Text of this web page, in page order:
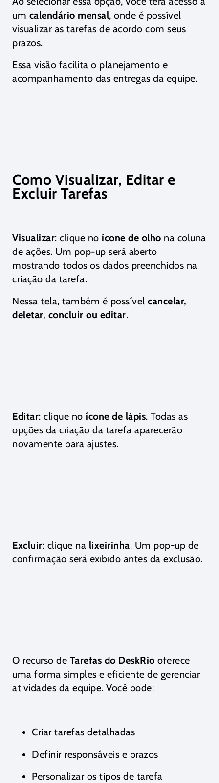
um calendário mensal, onde é possível
visualizar as tarefas de acordo com seus
prazos.
Essa visão facilita o planejamento e
acompanhamento das entregas da equipe.
Como Visualizar, Editar e
Excluir Tarefas
Visualizar: clique no ícone de olho na coluna
de ações. Um pop-up será aberto
mostrando todos os dados preenchidos na
criação da tarefa.
Nessa tela, também é possível cancelar,
deletar, concluir ou editar.
Editar: clique no ícone de lápis. Todas as
opções da criação da tarefa aparecerão
novamente para ajustes.
Excluir: clique na lixeirinha. Um pop-up de
confirmação será exibido antes da exclusão.
O recurso de Tarefas do DeskRio oferece
uma forma simples e eficiente de gerenciar
atividades da equipe. Você pode:
Criar tarefas detalhadas
Definir responsáveis e prazos
Personalizar os tipos de tarefa